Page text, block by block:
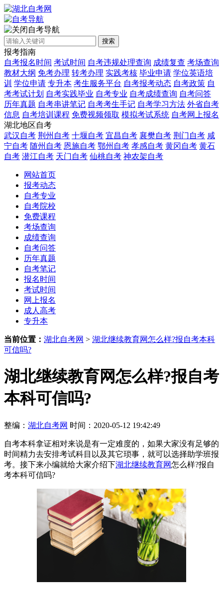
自考导航
搜索
报考指南
自考报名时间 考试时间 自考违规处理查询 成绩复查 考场查询
教材大纲 免考办理 转考办理 实践考核 毕业申请 学位英语培
训 学位申请 专升本 考生服务平台 自考报考动态 自考政策 自
考考试计划 自考实践毕业 自考专业 自考成绩查询 自考问答
历年真题 自考串讲笔记 自考考生手记 自考学习方法 外省自考
信息 自考培训课程 免费视频领取 模拟考试系统 自考网上报名
湖北地区自考
武汉自考 荆州自考 十堰自考 宜昌自考 襄樊自考 荆门自考 咸
宁自考 随州自考 恩施自考 鄂州自考 孝感自考 黄冈自考 黄石
自考 潜江自考 天门自考 仙桃自考 神农架自考
网站首页
报考动态
自考专业
自考院校
免费课程
考场查询
成绩查询
自考问答
历年真题
自考笔记
报名时间
考试时间
网上报名
成人高考
专升本
当前位置： 湖北自考网 > 湖北继续教育网怎么样?报自考本科
可信吗?
湖北继续教育网怎么样?报自考
本科可信吗?
整编： 湖北自考网 时间：2020-05-12 19:42:49
自考本科拿证相对来说是有一定难度的，如果大家没有足够的
时间精力去安排考试科目以及其它琐事，就可以选择助学班报
考。接下来小编就给大家介绍下湖北继续教育网怎么样?报自
考本科可信吗?